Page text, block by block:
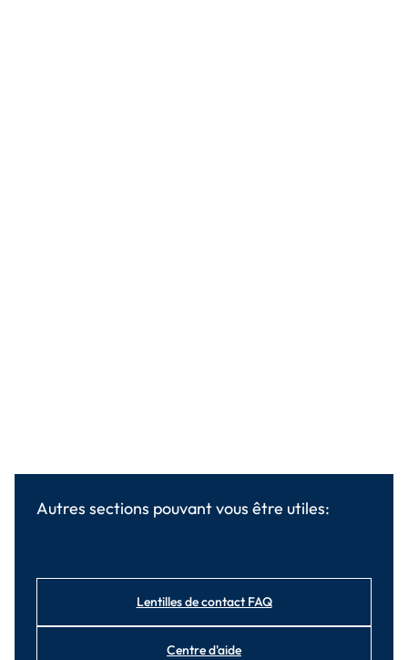
Autres sections pouvant vous être utiles:
Lentilles de contact FAQ
Centre d'aide